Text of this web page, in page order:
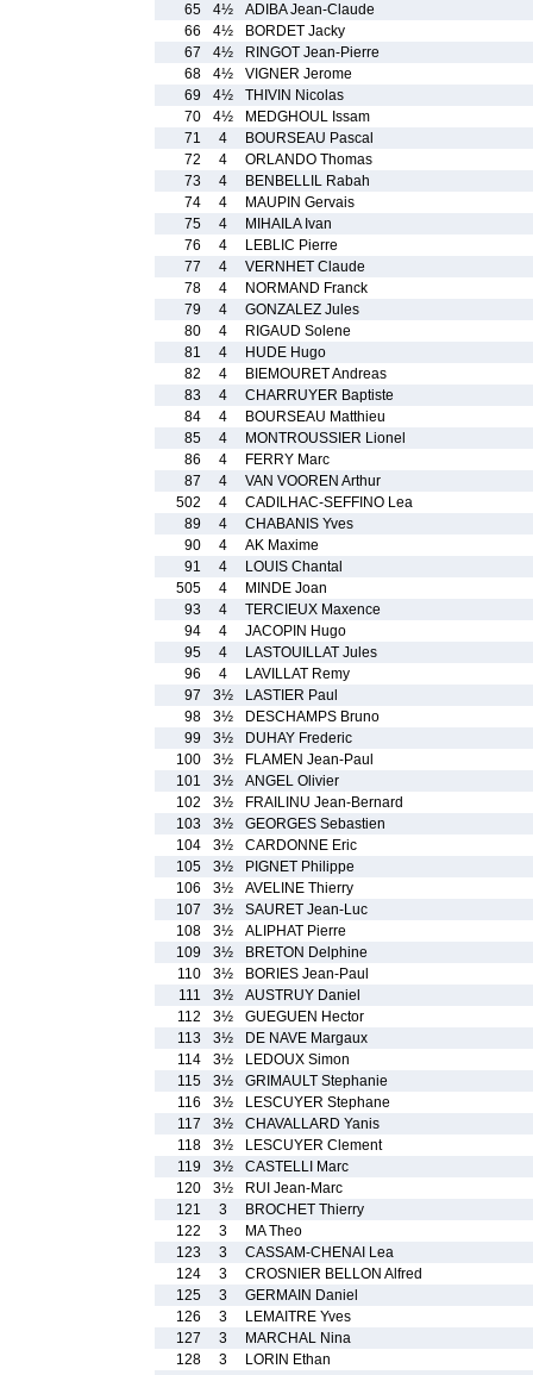
65
4½
ADIBA Jean-Claude
66
4½
BORDET Jacky
67
4½
RINGOT Jean-Pierre
68
4½
VIGNER Jerome
69
4½
THIVIN Nicolas
70
4½
MEDGHOUL Issam
71
4
BOURSEAU Pascal
72
4
ORLANDO Thomas
73
4
BENBELLIL Rabah
74
4
MAUPIN Gervais
75
4
MIHAILA Ivan
76
4
LEBLIC Pierre
77
4
VERNHET Claude
78
4
NORMAND Franck
79
4
GONZALEZ Jules
80
4
RIGAUD Solene
81
4
HUDE Hugo
82
4
BIEMOURET Andreas
83
4
CHARRUYER Baptiste
84
4
BOURSEAU Matthieu
85
4
MONTROUSSIER Lionel
86
4
FERRY Marc
87
4
VAN VOOREN Arthur
502
4
CADILHAC-SEFFINO Lea
89
4
CHABANIS Yves
90
4
AK Maxime
91
4
LOUIS Chantal
505
4
MINDE Joan
93
4
TERCIEUX Maxence
94
4
JACOPIN Hugo
95
4
LASTOUILLAT Jules
96
4
LAVILLAT Remy
97
3½
LASTIER Paul
98
3½
DESCHAMPS Bruno
99
3½
DUHAY Frederic
100
3½
FLAMEN Jean-Paul
101
3½
ANGEL Olivier
102
3½
FRAILINU Jean-Bernard
103
3½
GEORGES Sebastien
104
3½
CARDONNE Eric
105
3½
PIGNET Philippe
106
3½
AVELINE Thierry
107
3½
SAURET Jean-Luc
108
3½
ALIPHAT Pierre
109
3½
BRETON Delphine
110
3½
BORIES Jean-Paul
111
3½
AUSTRUY Daniel
112
3½
GUEGUEN Hector
113
3½
DE NAVE Margaux
114
3½
LEDOUX Simon
115
3½
GRIMAULT Stephanie
116
3½
LESCUYER Stephane
117
3½
CHAVALLARD Yanis
118
3½
LESCUYER Clement
119
3½
CASTELLI Marc
120
3½
RUI Jean-Marc
121
3
BROCHET Thierry
122
3
MA Theo
123
3
CASSAM-CHENAI Lea
124
3
CROSNIER BELLON Alfred
125
3
GERMAIN Daniel
126
3
LEMAITRE Yves
127
3
MARCHAL Nina
128
3
LORIN Ethan